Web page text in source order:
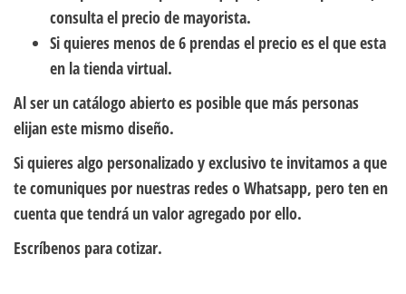
consulta el precio de mayorista.
Si quieres menos de 6 prendas el precio es el que esta
en la tienda virtual.
Al ser un catálogo abierto es posible que más personas
elijan este mismo diseño.
Si quieres algo personalizado y exclusivo te invitamos a que
te comuniques por nuestras redes o Whatsapp, pero ten en
cuenta que tendrá un valor agregado por ello.
Escríbenos para cotizar.